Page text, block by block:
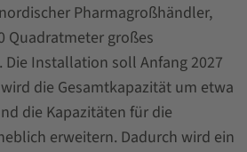
Pharmagroßhändler,
Quadratmeter großes
Installation soll Anfang 2027
die Gesamtkapazität um etwa
die Kapazitäten für die
erweitern. Dadurch wird ein